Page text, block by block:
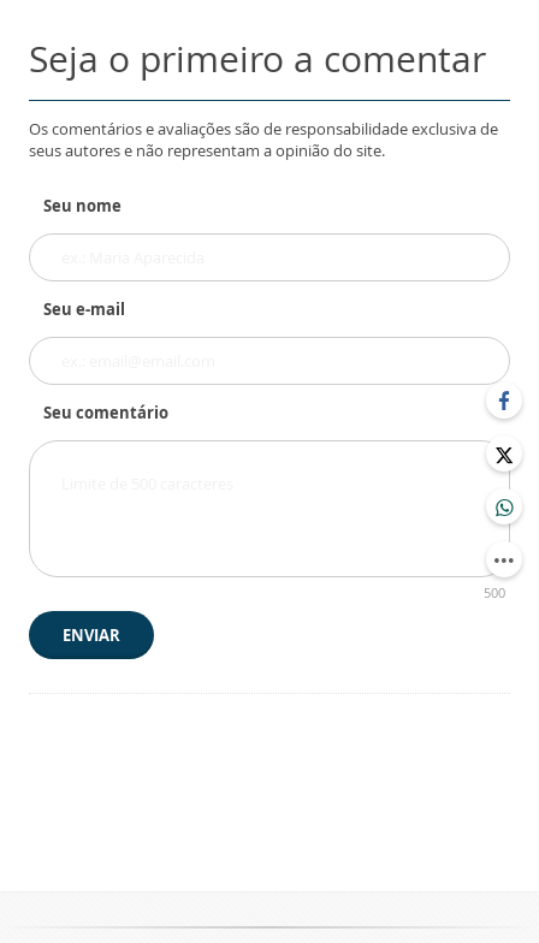
Seja o primeiro a comentar
Os comentários e avaliações são de responsabilidade exclusiva de
seus autores e não representam a opinião do site.
Seu nome
Seu e-mail
Seu comentário
500
ENVIAR